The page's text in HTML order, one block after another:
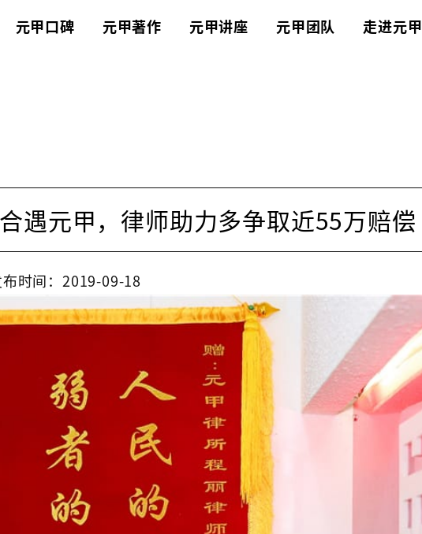
元甲口碑 元甲著作 元甲讲座 元甲团队 走进元甲
遇元甲，律师助力多争取近55万赔偿
时间：2019-09-18